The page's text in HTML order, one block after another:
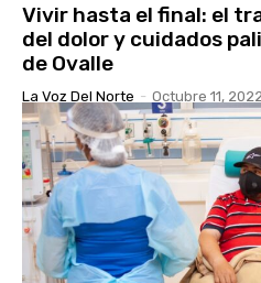
Vivir hasta el final: el
del dolor y cuidados
de Ovalle
La Voz Del Norte - Octubre 11, 2022